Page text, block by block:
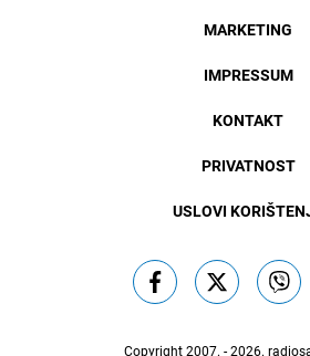
MARKETING
IMPRESSUM
KONTAKT
PRIVATNOST
USLOVI
Copyright 2007. - 2026.